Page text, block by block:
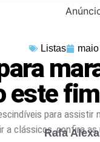
Listas
este
para
a clássicos, confira
Rafa